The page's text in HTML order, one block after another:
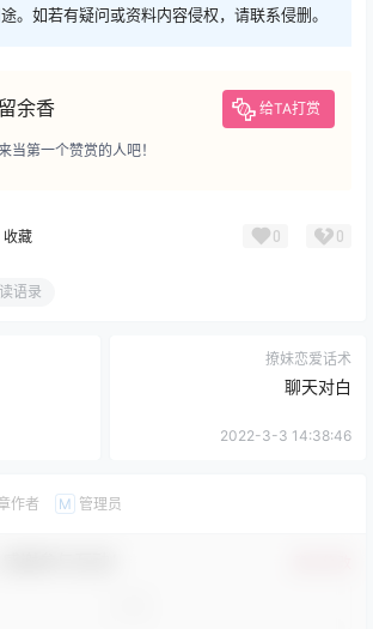
。如若有疑问或资料内容侵权，请联系侵删。
余香 给TA打赏
当第一个赞赏的人吧！
收藏 0 0
语录
撩妹恋爱话术
聊天对白
2022-3-3 14:38:46
作者 M 管理员